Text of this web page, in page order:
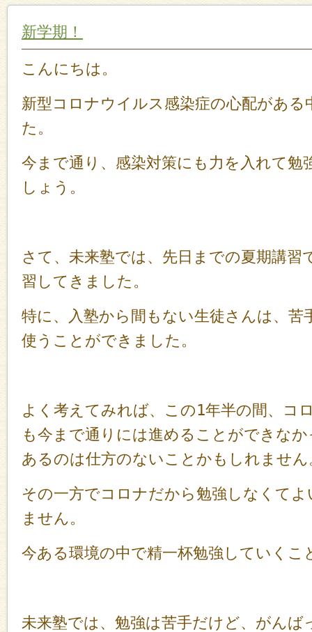
新学期！
こんにちは。
新型コロナウイルス感染症の心配がある
た。
今まで通り、感染対策にも力を入れて勉
しょう。
さて、未来塾では、先日までの夏期講習
習してきました。
特に、入塾から間もない生徒さんは、苦
使うことができました。
よく考えてみれば、この1年半の間、コ
も今まで通りには進めることができな
あるのは仕方のないことかもしれません
その一方でコロナだから勉強しなくて
ません。
今ある環境の中で精一杯勉強していくこ
未来塾では、勉強は苦手だけど、がんば